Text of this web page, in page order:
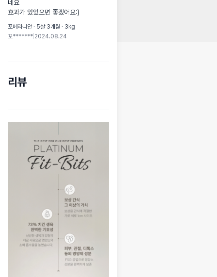
네요
효과가 있었으면 좋겠어요:)
포메라니안 · 5살 3개월 · 3kg
꼬******* 2024.08.24
리뷰